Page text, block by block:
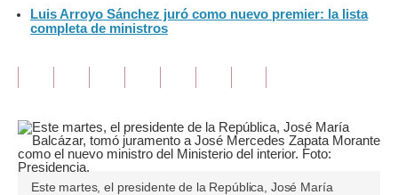
Finanzas Personales
Inmobiliarias
Opinión
Editorial
Luis Arroyo Sánchez juró como nuevo premier: la lista
completa de ministros
Este martes, el presidente de la República, José María